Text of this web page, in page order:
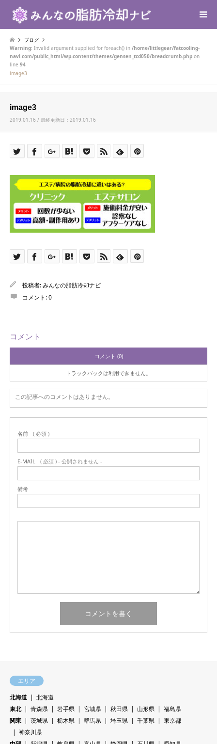
ブログ
Warning: Invalid argument supplied for foreach() in /home/littlegear/fatcooling-
navi.com/public_html/wp-content/themes/gensen_tcd050/breadcrumb.php on
line 94
image3
image3
2019.01.16 / 最終更新日：2019.01.16
投稿者:みんなの脂肪冷却ナビ
コメント:0
コメント
コメント (0)
トラックバックは利用できません。
この記事へのコメントはありません。
名前 ( 必須 )
E-MAIL ( 必須 ) - 公開されません -
備考
エリア
北海道
北海道
東北
青森県 岩手県 宮城県 秋田県 山形県
福島県
関東
茨城県 栃木県 群馬県 埼玉県 千葉県
東京都
神奈川県